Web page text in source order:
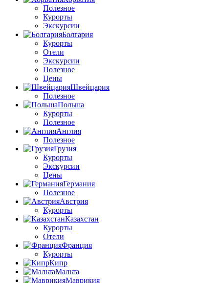
Полезное
Курорты
Экскурсии
Болгария
Курорты
Отели
Экскурсии
Полезное
Цены
Швейцария
Полезное
Польша
Курорты
Полезное
Англия
Полезное
Грузия
Курорты
Экскурсии
Цены
Германия
Полезное
Австрия
Курорты
Казахстан
Курорты
Отели
Франция
Курорты
Кипр
Мальта
Маврикия